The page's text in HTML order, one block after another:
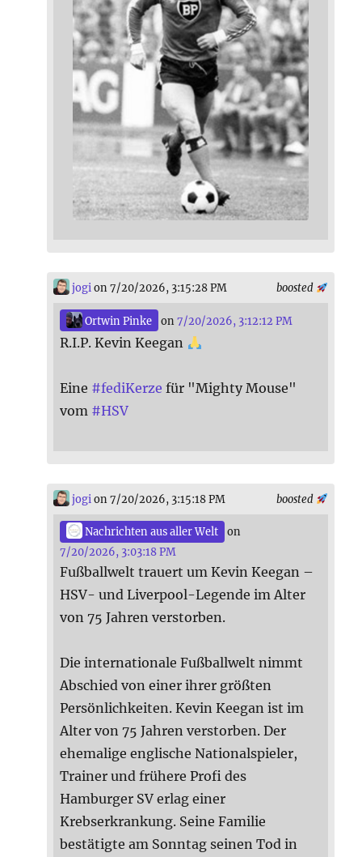
boosted
jogi on 7/20/2026, 3:15:28 PM
Ortwin Pinke on7/20/2026, 3:12:12 PM
R.I.P. Kevin Keegan
Eine #fediKerze für "Mighty Mouse"
vom #HSV
boosted
jogi on 7/20/2026, 3:15:18 PM
Nachrichten aus aller Welt
on
7/20/2026, 3:03:18 PM
Fußballwelt trauert um Kevin Keegan –
HSV- und Liverpool-Legende im Alter
von 75 Jahren verstorben.
Die internationale Fußballwelt nimmt
Abschied von einer ihrer größten
Persönlichkeiten. Kevin Keegan ist im
Alter von 75 Jahren verstorben. Der
ehemalige englische Nationalspieler,
Trainer und frühere Profi des
Hamburger SV erlag einer
Krebserkrankung. Seine Familie
bestätigte am Sonntag seinen Tod in